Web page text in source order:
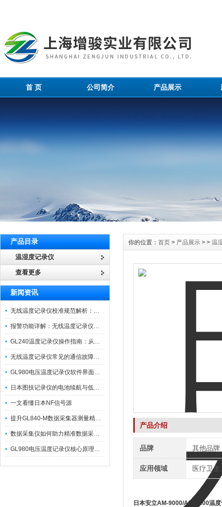
首 页 公司简介 产品展示
产品目录
温湿度记录仪
查看更多
新闻资讯
无线温度记录仪校准规范解析：从多点比对到不确定度评定的实操流程
报警功能详解：无线温度记录仪的阈值设定与通知机制
GL240温度记录仪操作指南：从开箱、接线到数据导出的标准化流程
无线温度记录仪常见的通信故障诊断与排除指南
GL980电压温度记录仪软件界面功能与使用技巧
日本图技记录仪的电池续航与低功耗模式适用场景分析
一文看懂日本NF信号源
提升GL840-M数据采集器测量精度的操作秘籍
数据采集仪如何助力精准数据采集与分析？​
GL980电压温度记录仪核心原理及行业应用
你的位置： 首页 > 产品展示 > > 温
产品介绍
品牌 其他品牌
应用领域 医疗卫
日本安立AM-9000/AM-9100温